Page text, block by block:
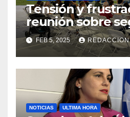
Tensión y
reunión sobre
Reparto
FEB 5, 2025
NOTICIAS ULTIMA HORA